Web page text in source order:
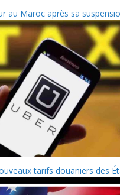
au Maroc après sa
tarifs douaniers des